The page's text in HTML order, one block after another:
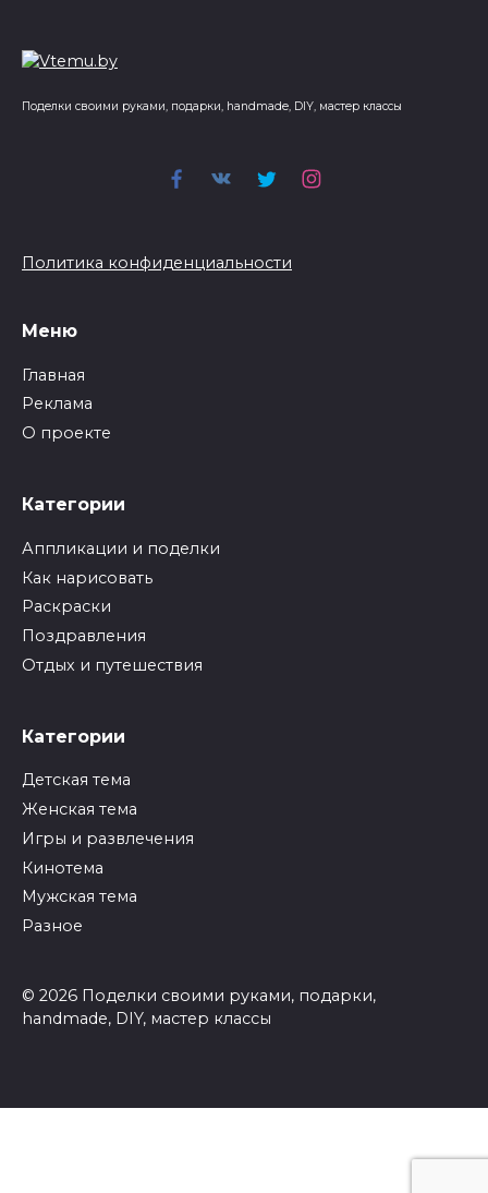
Поделки своими руками, подарки, handmade, DIY, мастер классы
Политика конфиденциальности
Меню
Главная
Реклама
О проекте
Категории
Аппликации и поделки
Как нарисовать
Раскраски
Поздравления
Отдых и путешествия
Категории
Детская тема
Женская тема
Игры и развлечения
Кинотема
Мужская тема
Разное
© 2026 Поделки своими руками, подарки,
handmade, DIY, мастер классы